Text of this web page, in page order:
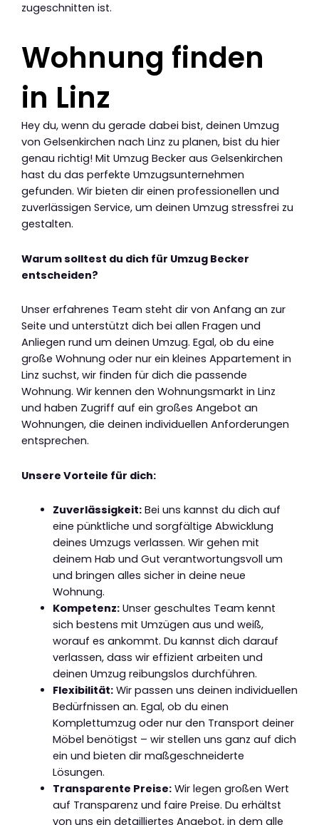
zugeschnitten ist.
Wohnung finden
in Linz
Hey du, wenn du gerade dabei bist, deinen Umzug
von Gelsenkirchen nach Linz zu planen, bist du hier
genau richtig! Mit Umzug Becker aus Gelsenkirchen
hast du das perfekte Umzugsunternehmen
gefunden. Wir bieten dir einen professionellen und
zuverlässigen Service, um deinen Umzug stressfrei zu
gestalten.
Warum solltest du dich für Umzug Becker
entscheiden?
Unser erfahrenes Team steht dir von Anfang an zur
Seite und unterstützt dich bei allen Fragen und
Anliegen rund um deinen Umzug. Egal, ob du eine
große Wohnung oder nur ein kleines Appartement in
Linz suchst, wir finden für dich die passende
Wohnung. Wir kennen den Wohnungsmarkt in Linz
und haben Zugriff auf ein großes Angebot an
Wohnungen, die deinen individuellen Anforderungen
entsprechen.
Unsere Vorteile für dich:
Zuverlässigkeit:Bei uns kannst du dich auf
eine pünktliche und sorgfältige Abwicklung
deines Umzugs verlassen. Wir gehen mit
deinem Hab und Gut verantwortungsvoll um
und bringen alles sicher in deine neue
Wohnung.
Kompetenz:Unser geschultes Team kennt
sich bestens mit Umzügen aus und weiß,
worauf es ankommt. Du kannst dich darauf
verlassen, dass wir effizient arbeiten und
deinen Umzug reibungslos durchführen.
Flexibilität:Wir passen uns deinen individuellen
Bedürfnissen an. Egal, ob du einen
Komplettumzug oder nur den Transport deiner
Möbel benötigst – wir stellen uns ganz auf dich
ein und bieten dir maßgeschneiderte
Lösungen.
Transparente Preise:Wir legen großen Wert
auf Transparenz und faire Preise. Du erhältst
von uns ein detailliertes Angebot, in dem alle